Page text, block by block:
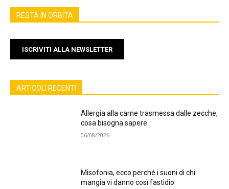
RESTA IN ORBITA
ISCRIVITI ALLA NEWSLETTER
ARTICOLI RECENTI
Allergia alla carne trasmessa dalle zecche,
cosa bisogna sapere
06/08/2026
Misofonia, ecco perché i suoni di chi
mangia vi danno così fastidio